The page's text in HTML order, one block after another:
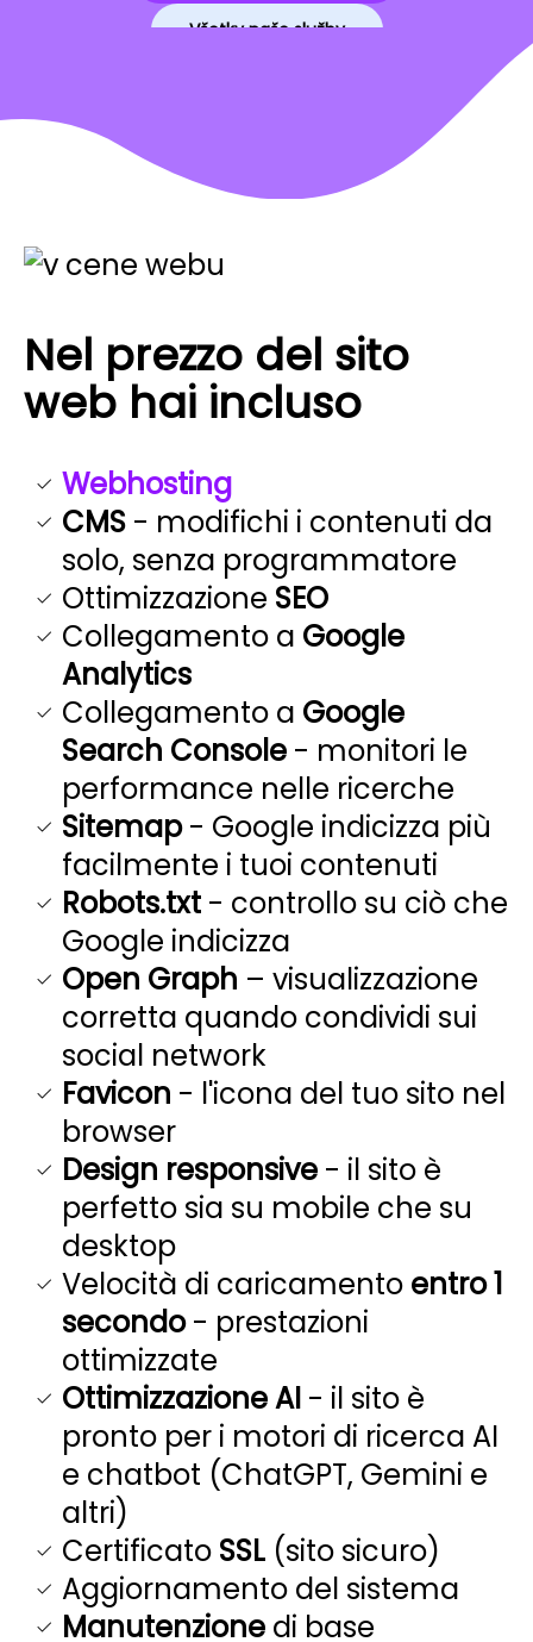
Všetky naše služby
Nel prezzo del sito
web hai incluso
Webhosting
CMS - modifichi i contenuti da
solo, senza programmatore
Ottimizzazione SEO
Collegamento a Google
Analytics
Collegamento a Google
Search Console - monitori le
performance nelle ricerche
Sitemap- Google indicizza più
facilmente i tuoi contenuti
Robots.txt - controllo su ciò che
Google indicizza
Open Graph – visualizzazione
corretta quando condividi sui
social network
Favicon - l'icona del tuo sito nel
browser
Design responsive - il sito è
perfetto sia su mobile che su
desktop
Velocità di caricamento entro 1
secondo- prestazioni
ottimizzate
Ottimizzazione AI - il sito è
pronto per i motori di ricerca AI
e chatbot (ChatGPT, Gemini e
altri)
Certificato SSL (sito sicuro)
Aggiornamento del sistema
Manutenzione di base